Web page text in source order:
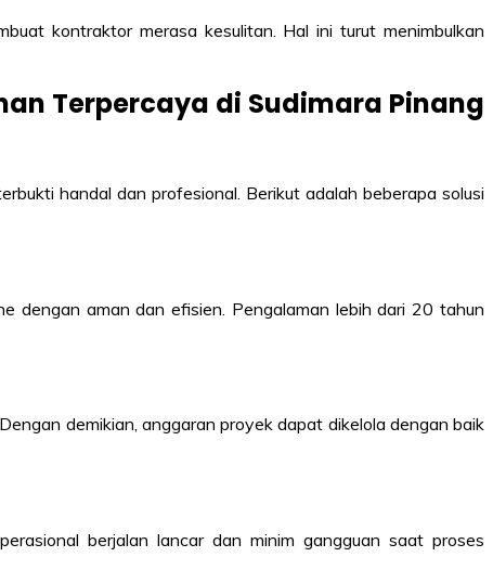
kontraktor merasa kesulitan. Hal ini turut menimbulkan
Terpercaya di Sudimara Pinang
handal dan profesional. Berikut adalah beberapa solusi
dengan aman dan efisien. Pengalaman lebih dari 20 tahun
demikian, anggaran proyek dapat dikelola dengan baik
berjalan lancar dan minim gangguan saat proses